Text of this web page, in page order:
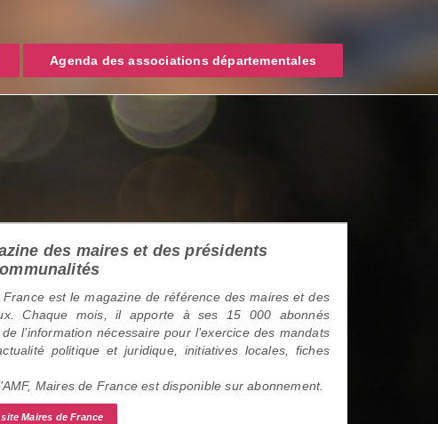
Agenda des associations départementales
des maires et des présidents
France est le magazine de référence des maires et des
Chaque mois, il apporte à ses 15 000 abonnés
de l’information nécessaire pour l’exercice des mandats
politique et juridique, initiatives locales, fiches
Maires de France est disponible sur abonnement.
Maires de France